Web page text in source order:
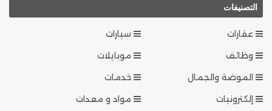
التصنيفات
عقارات
سيارات
وظائف
موبايلات
الموضة والجمال
خدمات
إلكترونيات
مواد و معدات